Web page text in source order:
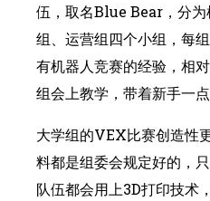
伍，取名Blue Bear，分
组、运营组四个小组，每
有机器人竞赛的经验，相
组会上教学，带着新手一点
大学组的VEX比赛创造性
料都是组委会规定好的，
队伍都会用上3D打印技术